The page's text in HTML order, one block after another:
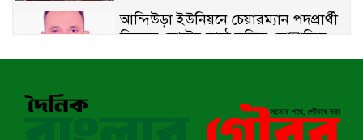
আন্দিউড়া ইউনিয়নে চেয়ারম্যান পদপ্রার্থী
হিসেবে ভোটের মাঠে সক্রিয় মোত্তাকিম
চৌধুরী